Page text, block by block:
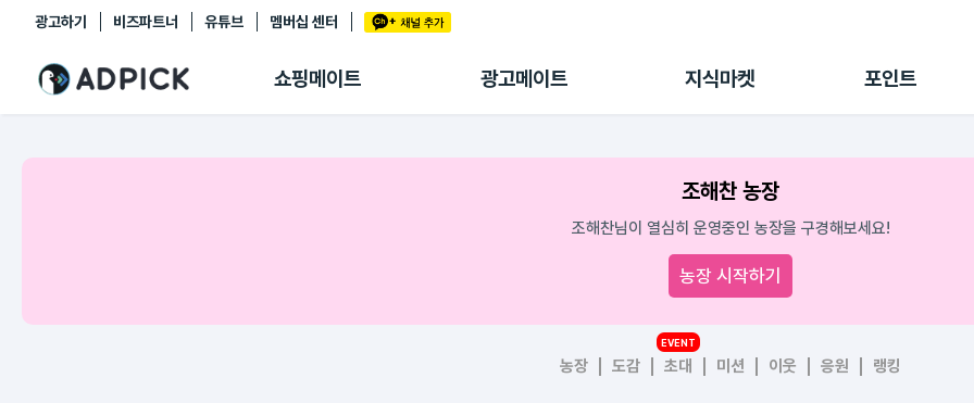
광고하기 비즈파트너 유튜브 멤버십 센터
쇼핑메이트 광고메이트 지식마켓 포인트
추천상품
쇼핑 에이전트
링크관리
광고리포트
출석 룰렛
후원
조해찬 농장
조해찬님이 열심히 운영중인 농장을 구경해보세요!
농장 시작하기
농장 도감 초대
EVENT
미션 이웃 응원 랭킹